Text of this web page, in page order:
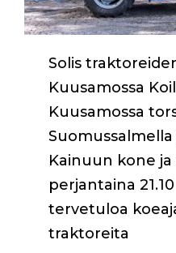
Solis
Kuusamossa
Kuusamossa
Kainuun kone ja
perjantaina 21.10
tervetuloa
traktoreita